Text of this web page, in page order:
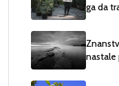
ga da
nastale